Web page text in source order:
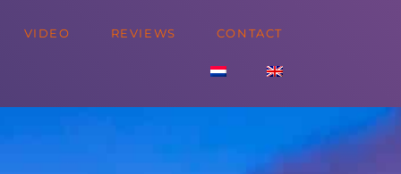
VIDEO REVIEWS CONTACT